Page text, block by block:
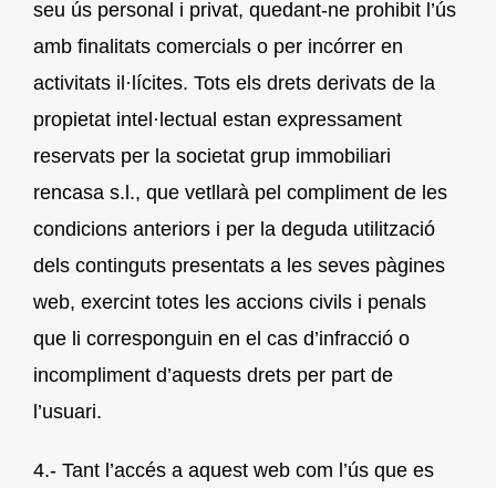
seu ús personal i privat, quedant-ne prohibit l’ús
amb finalitats comercials o per incórrer en
activitats il·lícites. Tots els drets derivats de la
propietat intel·lectual estan expressament
reservats per la societat grup immobiliari
rencasa s.l., que vetllarà pel compliment de les
condicions anteriors i per la deguda utilització
dels continguts presentats a les seves pàgines
web, exercint totes les accions civils i penals
que li corresponguin en el cas d’infracció o
incompliment d’aquests drets per part de
l’usuari.
4.- Tant l’accés a aquest web com l’ús que es